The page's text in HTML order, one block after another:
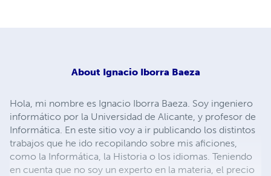
About Ignacio Iborra Baeza
Hola, mi nombre es Ignacio Iborra Baeza. Soy ingeniero
informático por la Universidad de Alicante, y profesor de
Informática. En este sitio voy a ir publicando los distintos
trabajos que he ido recopilando sobre mis aficiones,
como la Informática, la Historia o los idiomas. Teniendo
en cuenta que no soy un experto en la materia, el precio